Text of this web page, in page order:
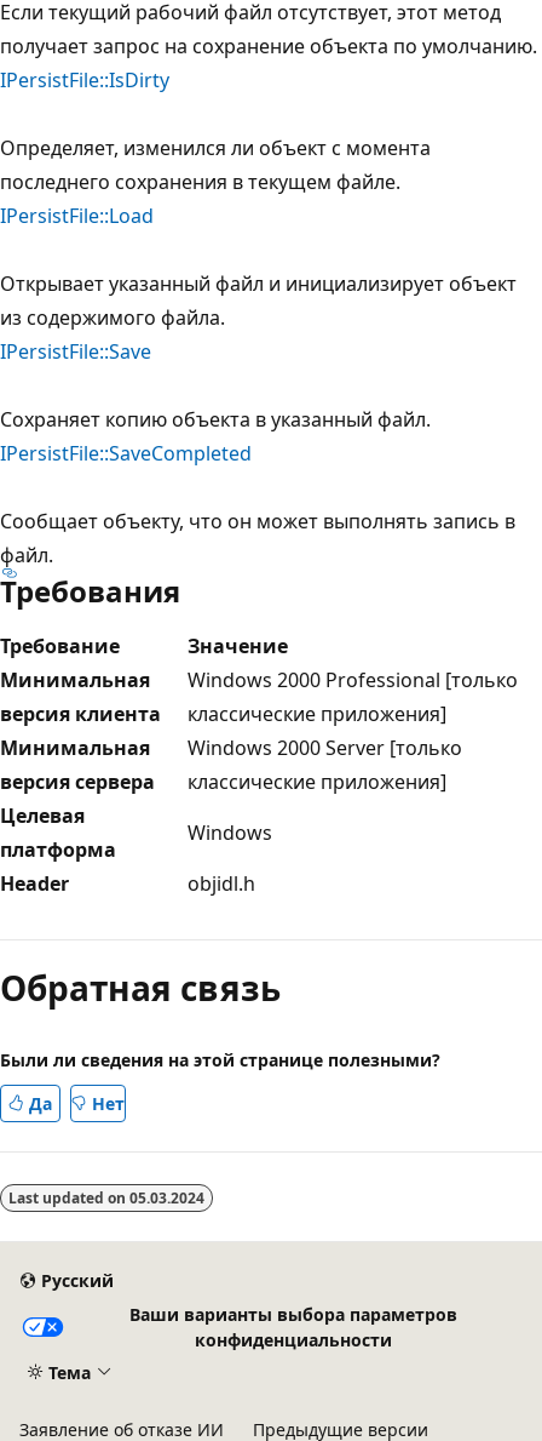
Если текущий рабочий файл отсутствует, этот метод
получает запрос на сохранение объекта по умолчанию.
IPersistFile::IsDirty
Определяет, изменился ли объект с момента
последнего сохранения в текущем файле.
IPersistFile::Load
Открывает указанный файл и инициализирует объект
из содержимого файла.
IPersistFile::Save
Сохраняет копию объекта в указанный файл.
IPersistFile::SaveCompleted
Сообщает объекту, что он может выполнять запись в
файл.
Требования
Требование
Значение
Минимальная
версия клиента
Windows 2000 Professional [только
классические приложения]
Минимальная
версия сервера
Windows 2000 Server [только
классические приложения]
Целевая
платформа
Windows
Header
objidl.h
Обратная связь
Были ли сведения на этой странице полезными?
Да
Нет
Last updated on 05.03.2024
Русский
Ваши варианты выбора параметров
конфиденциальности
Тема
Заявление об отказе ИИ Предыдущие версии